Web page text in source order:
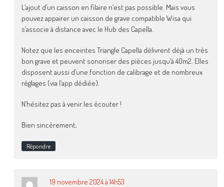
L’ajout d’un caisson en filaire n’est pas possible. Mais vous
pouvez appairer un caisson de grave compatible Wisa qui
s’associe à distance avec le Hub des Capella.
Notez que les enceintes Triangle Capella délivrent déjà un très
bon grave et peuvent sonoriser des pièces jusqu’à 40m2. Elles
disposent aussi d’une fonction de calibrage et de nombreux
réglages (via l’app dédiée).
N’hésitez pas à venir les écouter !
Bien sincèrement,
Répondre
19 novembre 2024 à 14h53